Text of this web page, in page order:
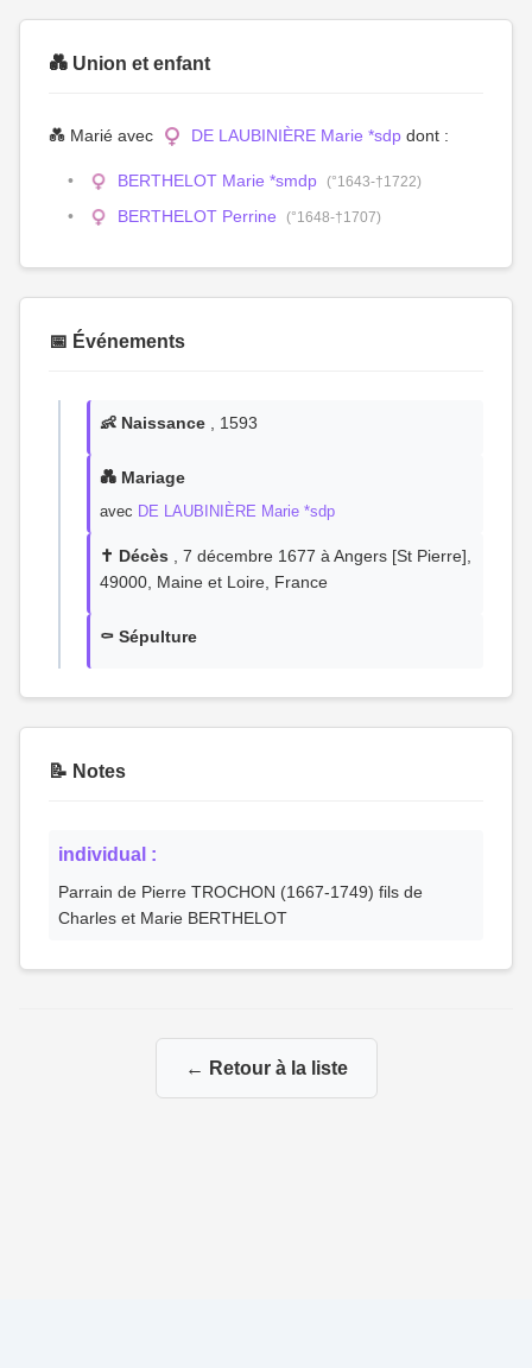
💑 Union et enfant
💑 Marié avec DE LAUBINIÈRE Marie *sdp dont :
BERTHELOT Marie *smdp (°1643-†1722)
BERTHELOT Perrine (°1648-†1707)
📅 Événements
👶 Naissance , 1593
💑 Mariage
avec DE LAUBINIÈRE Marie *sdp
✝️ Décès , 7 décembre 1677 à Angers [St Pierre],
49000, Maine et Loire, France
⚰️ Sépulture
📝 Notes
individual :
Parrain de Pierre TROCHON (1667-1749) fils de
Charles et Marie BERTHELOT
← Retour à la liste